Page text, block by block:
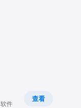
查看
件